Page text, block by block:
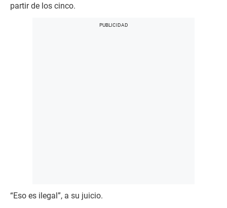
partir de los cinco.
“Eso es ilegal”, a su juicio.